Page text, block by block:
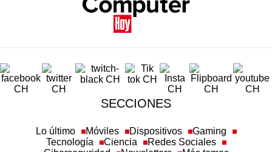
SECCIONES
Tecnología
Ciencia
Redes Sociales
Ciberseguridad
Newsletters Más temas